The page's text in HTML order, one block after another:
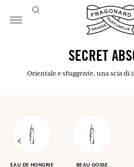
SECRET
Orientale e sfuggente, una scia di
EAU DE HONGRIE BEAU GOSSE